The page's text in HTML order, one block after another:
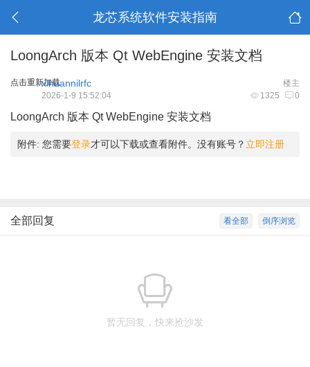
龙芯系统软件安装指南
LoongArch 版本 Qt WebEngine 安装文档
点击重新加载 楼主
xihuannilrfc
1325 0
2026-1-9 15:52:04
LoongArch 版本 Qt WebEngine 安装文档
附件: 您需要登录才可以下载或查看附件。没有账号？ 立即注册
倒序浏览
看全部
全部回复
暂无回复，快来抢沙发